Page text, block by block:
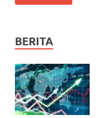
BERITA